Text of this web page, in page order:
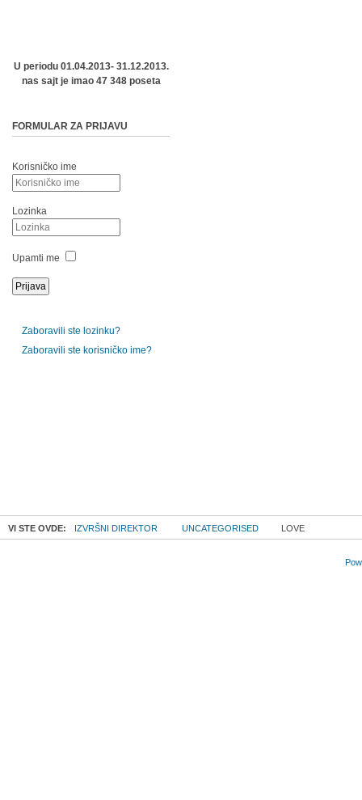
U periodu 01.04.2013- 31.12.2013.
nas sajt je imao 47 348 poseta
FORMULAR ZA PRIJAVU
Korisničko ime
Lozinka
Upamti me
Zaboravili ste lozinku?
Zaboravili ste korisničko ime?
VI STE OVDE: IZVRŠNI DIREKTOR UNCATEGORISED LOVE